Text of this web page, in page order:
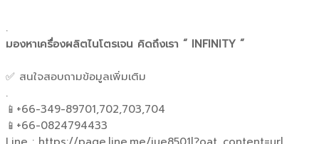
.
มองหาเครื่องผลิตไนโตรเจน คิดถึงเรา “ INFINITY ”
✅ สนใจสอบถามข้อมูลเพิ่มเติม
.
📱+66-349-89701,702,703,704
📱+66-0824794433